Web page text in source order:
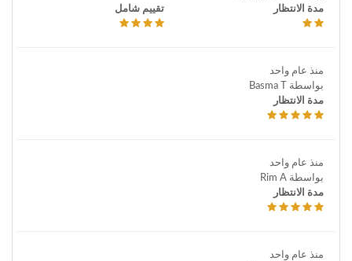
مدة الانتظار
تقييم شامل
منذ عام واحد
بواسطة Basma T
مدة الانتظار
منذ عام واحد
بواسطة Rim A
مدة الانتظار
منذ عام واحد